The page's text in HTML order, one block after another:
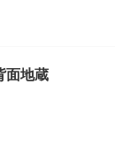
ものとされています。
面地蔵